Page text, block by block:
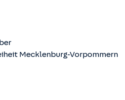
Mecklenburg-Vorpommern